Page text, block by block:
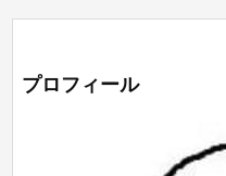
プロフィール